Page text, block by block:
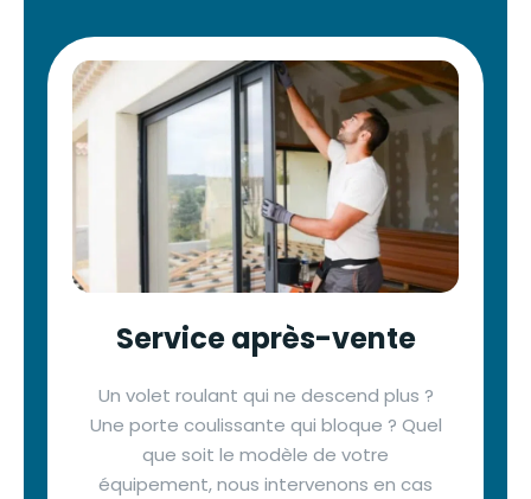
Service après-vente
Un volet roulant qui ne descend plus ?
Une porte coulissante qui bloque ? Quel
que soit le modèle de votre
équipement, nous intervenons en cas